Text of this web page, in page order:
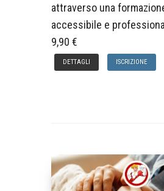
attraverso una
accessibile e
9,90 €
DETTAGLI ISCRIZIONE